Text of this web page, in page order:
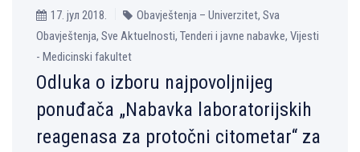
17. јул 2018.
Obavještenja – Univerzitet, Sva
Obavještenja, Sve Aktuelnosti, Tenderi i javne nabavke, Vijesti
- Medicinski fakultet
Odluka o izboru najpovolјnijeg
ponuđača „Nabavka laboratorijskih
reagenasa za protočni citometar“ za